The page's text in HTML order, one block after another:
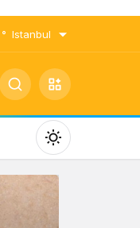
Istanbul
Mod
değiştir